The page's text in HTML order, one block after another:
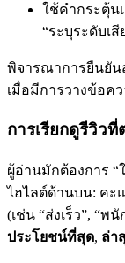
ใช้คำกระตุ้น
“ระบุระดับเสี
พิจารณาการยืนยัน
เมื่อมีการวางข้อ
การเรียกดูรีวิว
ผู้อ่านมักต้องการ “
ไฮไลต์ด้านบน: คะ
(เช่น “ส่งเร็ว”, “พ
ประโยชน์ที่สุด, ล่า